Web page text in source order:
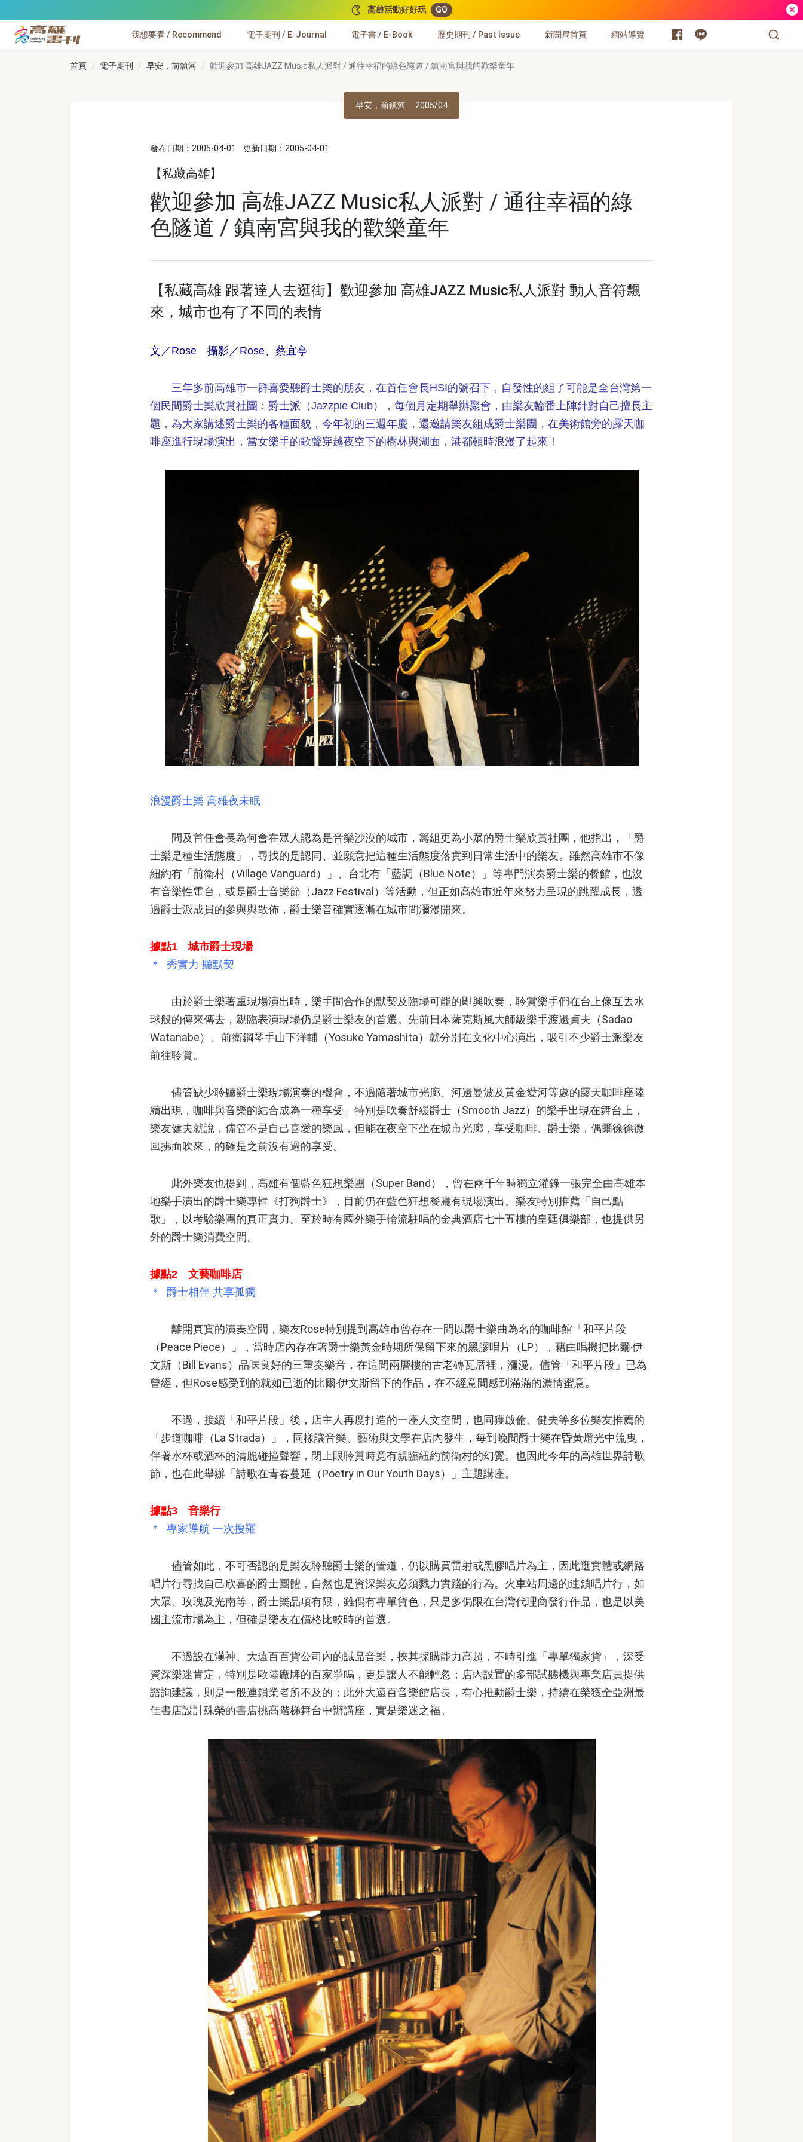
高雄活動好好玩 GO
高雄畫刊
我想要看 / Recommend 電子期刊 / E-Journal 電子書 / E-Book 歷史期刊 / Past Issue 新聞局首頁 網站導覽
首頁 電子期刊 早安，前鎮河 歡迎參加 高雄JAZZ Music私人派對 / 通往幸福的綠色隧道 / 鎮南宮與我的歡樂童年
早安，前鎮河 2005/04
發布日期：2005-04-01 更新日期：2005-04-01
【私藏高雄】
歡迎參加 高雄JAZZ Music私人派對 / 通往幸福的綠
色隧道 / 鎮南宮與我的歡樂童年
【私藏高雄 跟著達人去逛街】歡迎參加 高雄JAZZ Music私人派對 動人音符飄
來，城市也有了不同的表情
文／Rose 攝影／Rose、蔡宜亭
三年多前高雄市一群喜愛聽爵士樂的朋友，在首任會長HSI的號召下，自發性的組了可能是全台灣第一
個民間爵士樂欣賞社團：爵士派（Jazzpie Club），每個月定期舉辦聚會，由樂友輪番上陣針對自己擅長主
題，為大家講述爵士樂的各種面貌，今年初的三週年慶，還邀請樂友組成爵士樂團，在美術館旁的露天咖
啡座進行現場演出，當女樂手的歌聲穿越夜空下的樹林與湖面，港都頓時浪漫了起來！
浪漫爵士樂 高雄夜未眠
問及首任會長為何會在眾人認為是音樂沙漠的城市，籌組更為小眾的爵士樂欣賞社團，他指出，「爵
士樂是種生活態度」，尋找的是認同、並願意把這種生活態度落實到日常生活中的樂友。雖然高雄市不像
紐約有「前衛村（Village Vanguard）」、台北有「藍調（Blue Note）」等專門演奏爵士樂的餐館，也沒
有音樂性電台，或是爵士音樂節（Jazz Festival）等活動，但正如高雄市近年來努力呈現的跳躍成長，透
過爵士派成員的參與與散佈，爵士樂音確實逐漸在城市間瀰漫開來。
據點1 城市爵士現場
＊ 秀實力 聽默契
由於爵士樂著重現場演出時，樂手間合作的默契及臨場可能的即興吹奏，聆賞樂手們在台上像互丟水
球般的傳來傳去，親臨表演現場仍是爵士樂友的首選。先前日本薩克斯風大師級樂手渡邊貞夫（Sadao
Watanabe）、前衛鋼琴手山下洋輔（Yosuke Yamashita）就分別在文化中心演出，吸引不少爵士派樂友
前往聆賞。
儘管缺少聆聽爵士樂現場演奏的機會，不過隨著城市光廊、河邊曼波及黃金愛河等處的露天咖啡座陸
續出現，咖啡與音樂的結合成為一種享受。特別是吹奏舒緩爵士（Smooth Jazz）的樂手出現在舞台上，
樂友健夫就說，儘管不是自己喜愛的樂風，但能在夜空下坐在城市光廊，享受咖啡、爵士樂，偶爾徐徐微
風拂面吹來，的確是之前沒有過的享受。
此外樂友也提到，高雄有個藍色狂想樂團（Super Band），曾在兩千年時獨立灌錄一張完全由高雄本
地樂手演出的爵士樂專輯《打狗爵士》，目前仍在藍色狂想餐廳有現場演出。樂友特別推薦「自己點
歌」，以考驗樂團的真正實力。至於時有國外樂手輪流駐唱的金典酒店七十五樓的皇廷俱樂部，也提供另
外的爵士樂消費空間。
據點2 文藝咖啡店
＊ 爵士相伴 共享孤獨
離開真實的演奏空間，樂友Rose特別提到高雄市曾存在一間以爵士樂曲為名的咖啡館「和平片段
（Peace Piece）」，當時店內存在著爵士樂黃金時期所保留下來的黑膠唱片（LP），藉由唱機把比爾‧伊
文斯（Bill Evans）品味良好的三重奏樂音，在這間兩層樓的古老磚瓦厝裡，瀰漫。儘管「和平片段」已為
曾經，但Rose感受到的就如已逝的比爾‧伊文斯留下的作品，在不經意間感到滿滿的濃情蜜意。
不過，接續「和平片段」後，店主人再度打造的一座人文空間，也同獲啟倫、健夫等多位樂友推薦的
「步道咖啡（La Strada）」，同樣讓音樂、藝術與文學在店內發生，每到晚間爵士樂在昏黃燈光中流曳，
伴著水杯或酒杯的清脆碰撞聲響，閉上眼聆賞時竟有親臨紐約前衛村的幻覺。也因此今年的高雄世界詩歌
節，也在此舉辦「詩歌在青春蔓延（Poetry in Our Youth Days）」主題講座。
據點3 音樂行
＊ 專家導航 一次搜羅
儘管如此，不可否認的是樂友聆聽爵士樂的管道，仍以購買雷射或黑膠唱片為主，因此逛實體或網路
唱片行尋找自己欣喜的爵士團體，自然也是資深樂友必須戮力實踐的行為。火車站周邊的連鎖唱片行，如
大眾、玫瑰及光南等，爵士樂品項有限，雖偶有專單貨色，只是多侷限在台灣代理商發行作品，也是以美
國主流市場為主，但確是樂友在價格比較時的首選。
不過設在漢神、大遠百百貨公司內的誠品音樂，挾其採購能力高超，不時引進「專單獨家貨」，深受
資深樂迷肯定，特別是歐陸廠牌的百家爭鳴，更是讓人不能輕忽；店內設置的多部試聽機與專業店員提供
諮詢建議，則是一般連鎖業者所不及的；此外大遠百音樂館店長，有心推動爵士樂，持續在榮獲全亞洲最
佳書店設計殊榮的書店挑高階梯舞台中辦講座，實是樂迷之福。